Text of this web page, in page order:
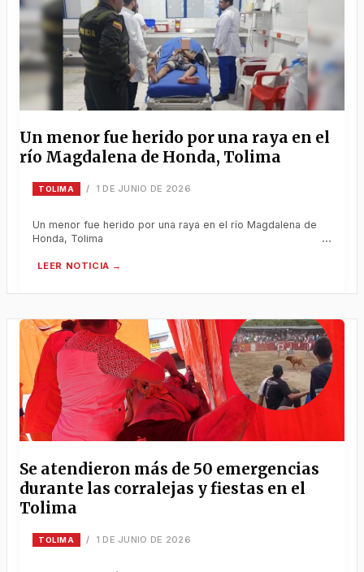
Un menor fue herido por una raya en el
río Magdalena de Honda, Tolima
TOLIMA / 1 DE JUNIO DE 2026
Un menor fue herido por una raya en el río Magdalena de
Honda, Tolima
Se atendieron más de 50 emergencias
durante las corralejas y fiestas en el
Tolima
TOLIMA / 1 DE JUNIO DE 2026